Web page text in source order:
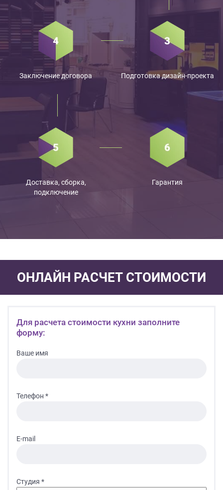
Подготовка дизайн-проекта
Заключение договора
Доставка, сборка,
подключение
Гарантия
ОНЛАЙН РАСЧЕТ СТОИМОСТИ
Для расчета стоимости кухни заполните
форму:
Ваше имя
Телефон *
E-mail
Студия *